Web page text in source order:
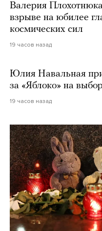
Валерия
взрыве на юбилее
космических сил
19 часов назад
Юлия Навальная
за «Яблоко» на
19 часов назад